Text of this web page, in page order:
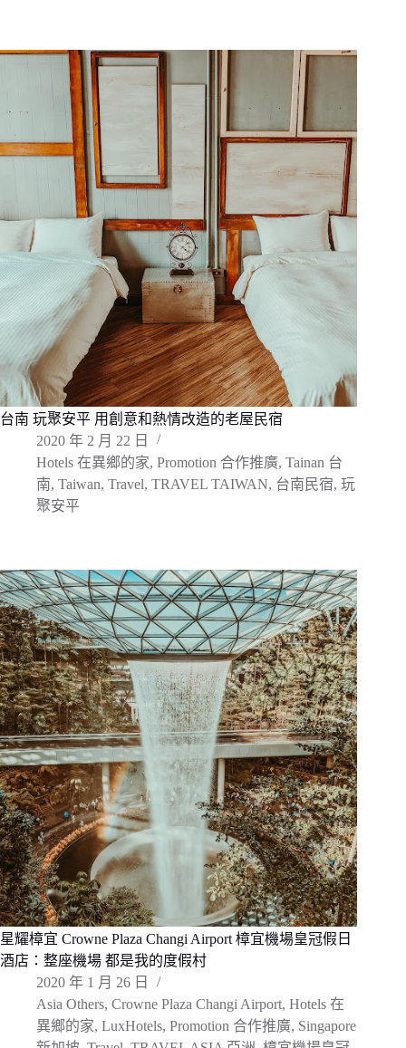
台南 玩聚安平 用創意和熱情改造的老屋民宿
2020 年 2 月 22 日
Hotels 在異鄉的家, Promotion 合作推廣, Tainan 台
南, Taiwan, Travel, TRAVEL TAIWAN, 台南民宿, 玩
聚安平
星耀樟宜 Crowne Plaza Changi Airport 樟宜機場皇冠假日
酒店：整座機場 都是我的度假村
2020 年 1 月 26 日
Asia Others, Crowne Plaza Changi Airport, Hotels 在
異鄉的家, LuxHotels, Promotion 合作推廣, Singapore